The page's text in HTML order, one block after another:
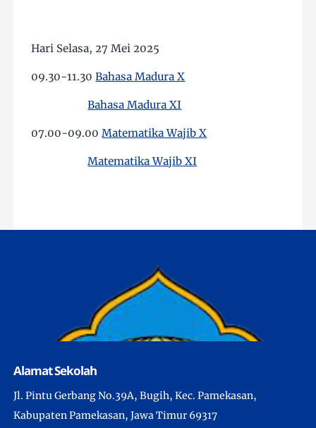
Hari Selasa, 27 Mei 2025
09.30-11.30Bahasa Madura X
Bahasa Madura XI
07.00-09.00Matematika Wajib X
Matematika Wajib XI
Alamat Sekolah
Jl. Pintu Gerbang No.39A, Bugih, Kec. Pamekasan,
Kabupaten Pamekasan, Jawa Timur 69317